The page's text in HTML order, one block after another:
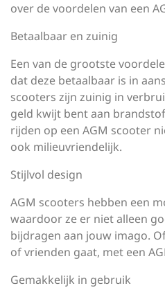
over de voordelen van een
Betaalbaar en zuinig
Een van de grootste
dat deze betaalbaar is in
scooters zijn zuinig in
geld kwijt bent aan
rijden op een AGM scooter
ook milieuvriendelijk.
Stijlvol design
AGM scooters hebben een
waardoor ze er niet alleen
bijdragen aan jouw imago.
of vrienden gaat, met een
Gemakkelijk in gebruik